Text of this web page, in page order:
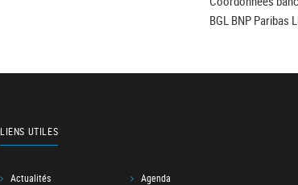
BGL BNP Paribas
LIENS UTILES
Actualités
Agenda